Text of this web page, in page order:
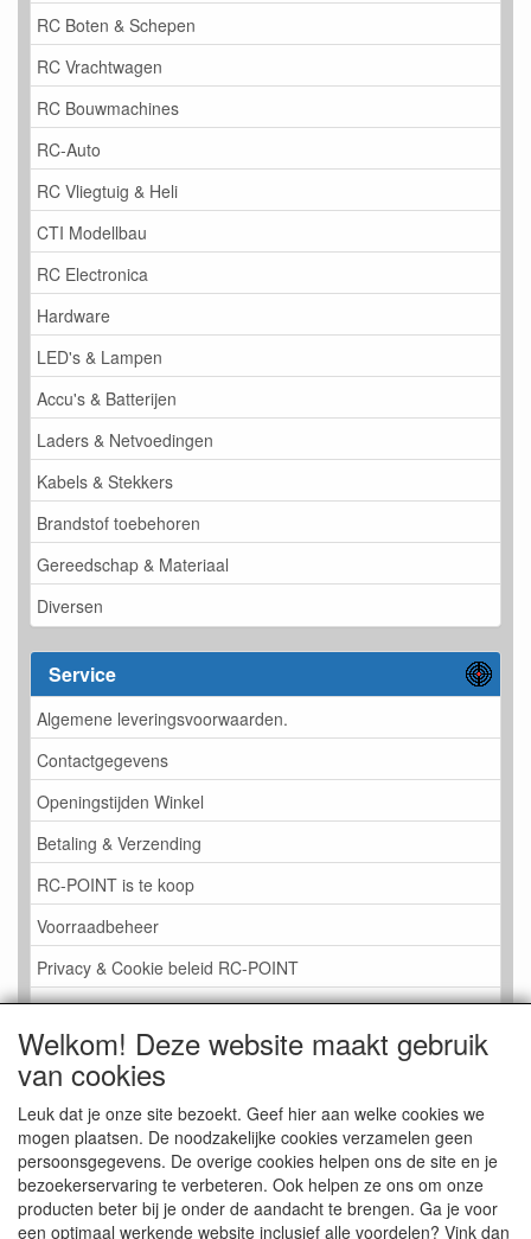
RC Boten & Schepen
RC Vrachtwagen
RC Bouwmachines
RC-Auto
RC Vliegtuig & Heli
CTI Modellbau
RC Electronica
Hardware
LED's & Lampen
Accu's & Batterijen
Laders & Netvoedingen
Kabels & Stekkers
Brandstof toebehoren
Gereedschap & Materiaal
Diversen
Service
Algemene leveringsvoorwaarden.
Contactgegevens
Openingstijden Winkel
Betaling & Verzending
RC-POINT is te koop
Voorraadbeheer
Privacy & Cookie beleid RC-POINT
LINK PAGINA
Gastenboek RC-POINT
Kijkje in de Winkel
Welkom! Deze website maakt gebruik
van cookies
Leuk dat je onze site bezoekt. Geef hier aan welke cookies we
mogen plaatsen. De noodzakelijke cookies verzamelen geen
persoonsgegevens. De overige cookies helpen ons de site en je
bezoekerservaring te verbeteren. Ook helpen ze ons om onze
producten beter bij je onder de aandacht te brengen. Ga je voor
een optimaal werkende website inclusief alle voordelen? Vink dan